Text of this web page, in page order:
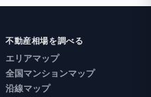
不動産相場を調べる
エリアマップ
全国マンションマップ
沿線マップ